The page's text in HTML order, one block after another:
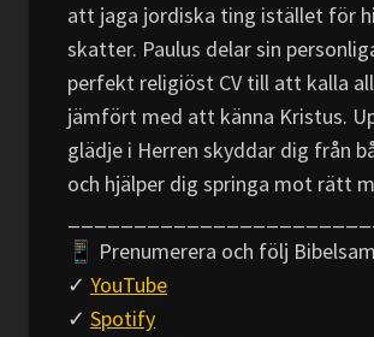
att jaga jordiska ting istället för
skatter. Paulus delar sin
perfekt religiöst CV till att kalla
jämfört med att känna Kristus.
glädje i Herren skyddar dig från
och hjälper dig springa mot rätt
📱 Prenumerera och följ
✓ YouTube
✓ Spotify